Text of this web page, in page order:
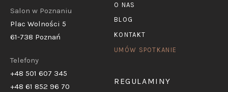
Salon w Poznaniu
Plac Wolności 5
61-738 Poznań
Telefony
+48 501 607 345
+48 61 852 96 70
O NAS
BLOG
KONTAKT
UMÓW SPOTKANIE
REGULAMINY